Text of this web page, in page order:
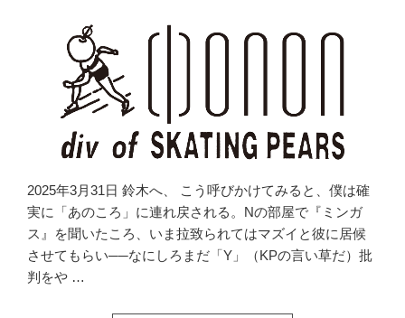
2025年3月31日 鈴木へ、 こう呼びかけてみると、僕は確
実に「あのころ」に連れ戻される。Nの部屋で『ミンガ
ス』を聞いたころ、いま拉致られてはマズイと彼に居候
させてもらい──なにしろまだ「Y」（KPの言い草だ）批
判をや …